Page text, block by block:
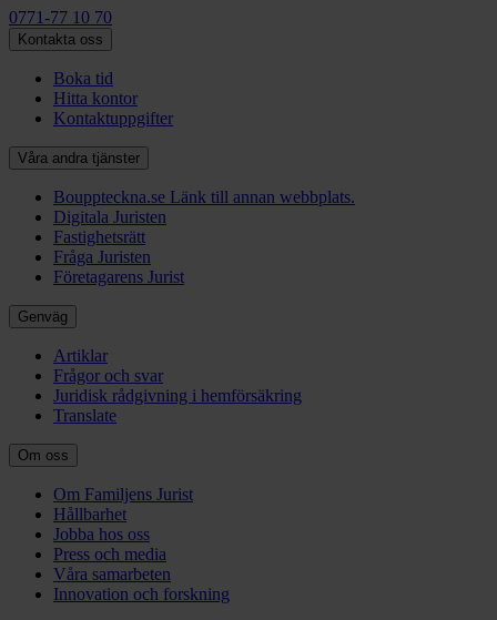
0771-77 10 70
Kontakta oss
Boka tid
Hitta kontor
Kontaktuppgifter
Våra andra tjänster
Bouppteckna.se Länk till annan webbplats.
Digitala Juristen
Fastighetsrätt
Fråga Juristen
Företagarens Jurist
Genväg
Artiklar
Frågor och svar
Juridisk rådgivning i hemförsäkring
Translate
Om oss
Om Familjens Jurist
Hållbarhet
Jobba hos oss
Press och media
Våra samarbeten
Innovation och forskning